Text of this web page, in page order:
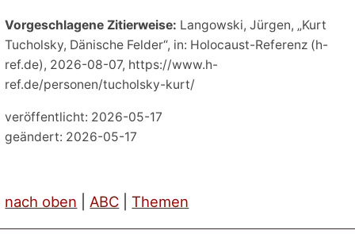
Vorgeschlagene Zitierweise: Langowski, Jürgen, „Kurt
Tucholsky, Dänische Felder“, in: Holocaust-Referenz (h-
ref.de), 2026-08-07, https://www.h-
ref.de/personen/tucholsky-kurt/
veröffentlicht: 2026-05-17
geändert: 2026-05-17
nach oben ABC |Themen